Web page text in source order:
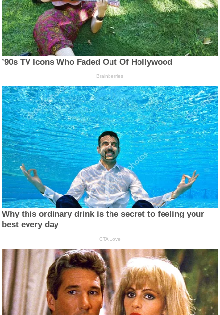
’90s TV Icons Who Faded Out Of Hollywood
Brainberries
Why this ordinary drink is the secret to feeling your
best every day
CTA Love